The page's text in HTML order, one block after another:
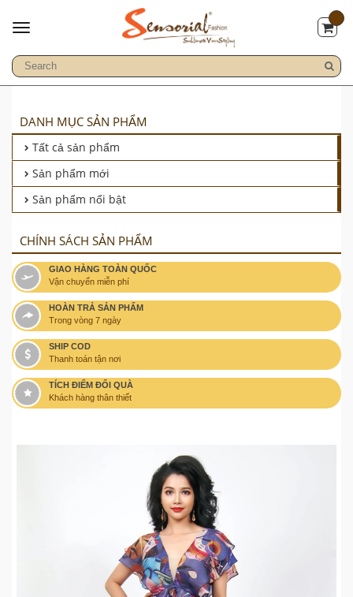
DANH MỤC SẢN PHẨM
Tất cả sản phẩm
Sản phẩm mới
Sản phẩm nổi bật
CHÍNH SÁCH SẢN PHẨM
GIAO HÀNG TOÀN QUỐC
Vận chuyển miễn phí
HOÀN TRẢ SẢN PHẨM
Trong vòng 7 ngày
SHIP COD
Thanh toán tận nơi
TÍCH ĐIỂM ĐỔI QUÀ
Khách hàng thân thiết